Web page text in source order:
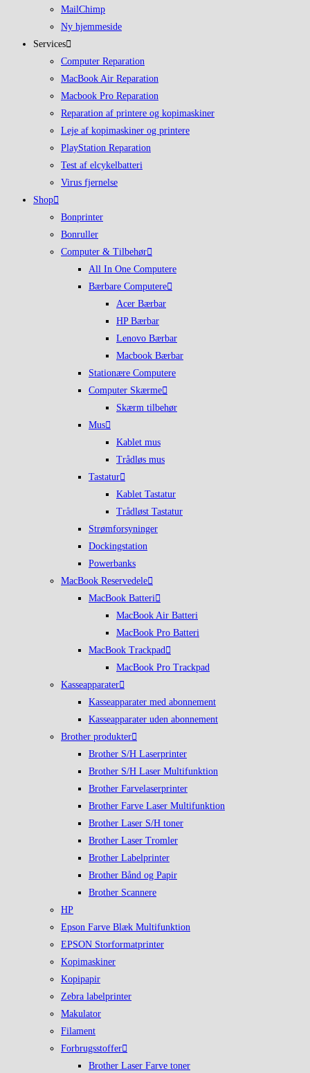
MailChimp
Ny hjemmeside
Services
Computer Reparation
MacBook Air Reparation
Macbook Pro Reparation
Reparation af printere og kopimaskiner
Leje af kopimaskiner og printere
PlayStation Reparation
Test af elcykelbatteri
Virus fjernelse
Shop
Bonprinter
Bonruller
Computer & Tilbehør
All In One Computere
Bærbare Computere
Acer Bærbar
HP Bærbar
Lenovo Bærbar
Macbook Bærbar
Stationære Computere
Computer Skærme
Skærm tilbehør
Mus
Kablet mus
Trådløs mus
Tastatur
Kablet Tastatur
Trådløst Tastatur
Strømforsyninger
Dockingstation
Powerbanks
MacBook Reservedele
MacBook Batteri
MacBook Air Batteri
MacBook Pro Batteri
MacBook Trackpad
MacBook Pro Trackpad
Kasseapparater
Kasseapparater med abonnement
Kasseapparater uden abonnement
Brother produkter
Brother S/H Laserprinter
Brother S/H Laser Multifunktion
Brother Farvelaserprinter
Brother Farve Laser Multifunktion
Brother Laser S/H toner
Brother Laser Tromler
Brother Labelprinter
Brother Bånd og Papir
Brother Scannere
HP
Epson Farve Blæk Multifunktion
EPSON Storformatprinter
Kopimaskiner
Kopipapir
Zebra labelprinter
Makulator
Filament
Forbrugsstoffer
Brother Laser Farve toner